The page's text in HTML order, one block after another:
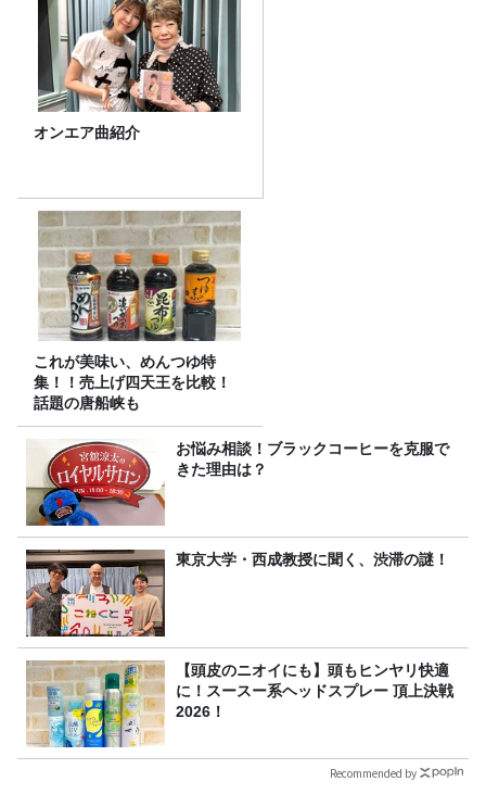
オンエア曲紹介
これが美味い、めんつゆ特
集！！売上げ四天王を比較！
話題の唐船峡も
お悩み相談！ブラックコーヒーを克服で
きた理由は？
東京大学・西成教授に聞く、渋滞の謎！
【頭皮のニオイにも】頭もヒンヤリ快適
に！スースー系ヘッドスプレー 頂上決戦
2026！
Recommended by